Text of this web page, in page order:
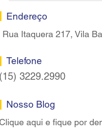
Endereço
Rua Itaquera 217, Vila
Telefone
(15) 3229.2990
Nosso Blog
aqui e fique por